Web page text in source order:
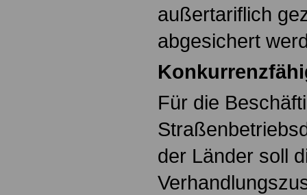
außertariflich
abgesichert
Für die
der Länder soll